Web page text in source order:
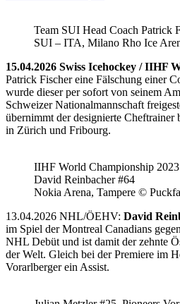
Team SUI Head Coach Patrick
SUI – ITA, Milano Rho Ice
15.04.2026 Swiss Icehockey / IIHF
Patrick Fischer eine Fälschung einer
wurde dieser per sofort von seinem
Schweizer Nationalmannschaft
übernimmt der designierte Cheftrainer
in Zürich und Fribourg.
IIHF World Championship
David Reinbacher #64
Nokia Arena, Tampere ©
13.04.2026 NHL/ÖEHV: David
im Spiel der Montreal Canadians
NHL Debüt und ist damit der zehnte
der Welt. Gleich bei der Premiere im
Vorarlberger ein Assist.